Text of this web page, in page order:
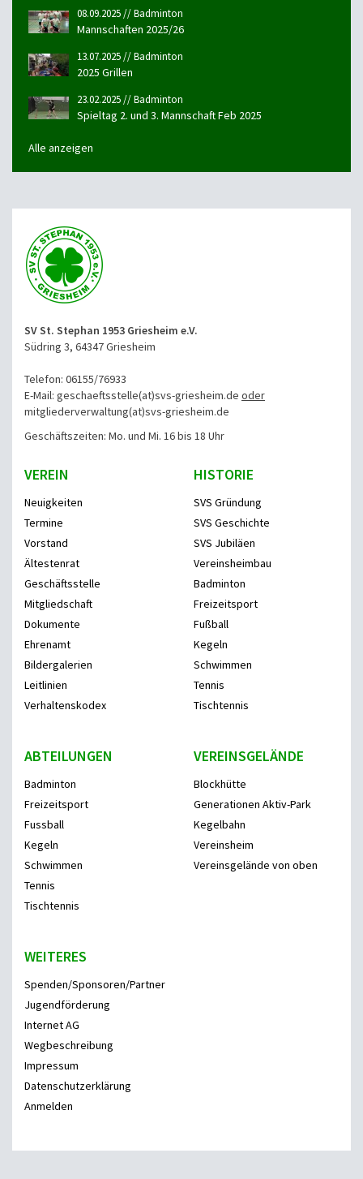
08.09.2025 // Badminton
Mannschaften 2025/26
13.07.2025 // Badminton
2025 Grillen
23.02.2025 // Badminton
Spieltag 2. und 3. Mannschaft Feb 2025
Alle anzeigen
SV St. Stephan 1953 Griesheim e.V.
Südring 3, 64347 Griesheim
Telefon: 06155/76933
E-Mail: geschaeftsstelle(at)svs-griesheim.de oder
mitgliederverwaltung(at)svs-griesheim.de
Geschäftszeiten: Mo. und Mi. 16 bis 18 Uhr
VEREIN
Neuigkeiten
Termine
Vorstand
Ältestenrat
Geschäftsstelle
Mitgliedschaft
Dokumente
Ehrenamt
Bildergalerien
Leitlinien
Verhaltenskodex
HISTORIE
SVS Gründung
SVS Geschichte
SVS Jubiläen
Vereinsheimbau
Badminton
Freizeitsport
Fußball
Kegeln
Schwimmen
Tennis
Tischtennis
ABTEILUNGEN
Badminton
Freizeitsport
Fussball
Kegeln
Schwimmen
Tennis
Tischtennis
VEREINSGELÄNDE
Blockhütte
Generationen Aktiv-Park
Kegelbahn
Vereinsheim
Vereinsgelände von oben
WEITERES
Spenden/Sponsoren/Partner
Jugendförderung
Internet AG
Wegbeschreibung
Impressum
Datenschutzerklärung
Anmelden